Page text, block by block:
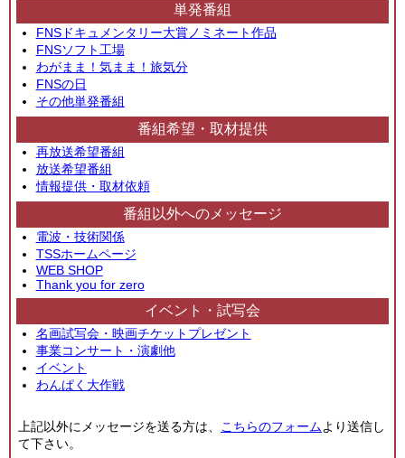
単発番組
FNSドキュメンタリー大賞ノミネート作品
FNSソフト工場
わがまま！気まま！旅気分
FNSの日
その他単発番組
番組希望・取材提供
再放送希望番組
放送希望番組
情報提供・取材依頼
番組以外へのメッセージ
電波・技術関係
TSSホームページ
WEB SHOP
Thank you for zero
イベント・試写会
名画試写会・映画チケットプレゼント
事業コンサート・演劇他
イベント
わんぱく大作戦
上記以外にメッセージを送る方は、 こちらのフォームより送信し
て下さい。